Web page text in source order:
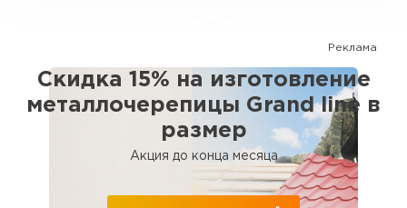
Реклама
Скидка 15% на изготовление
металлочерепицы Grand line в
размер
Акция до конца месяца